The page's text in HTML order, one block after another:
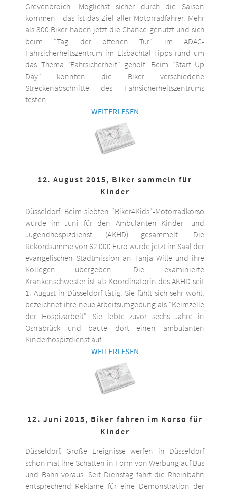
Grevenbroich. Möglichst sicher durch die Saison
kommen - das ist das Ziel aller Motorradfahrer. Mehr
als 300 Biker haben jetzt die Chance genutzt und sich
beim "Tag der offenen Tür" im ADAC-
Fahrsicherheitszentrum im Elsbachtal Tipps rund um
das Thema "Fahrsicherheit" geholt. Beim "Start Up
Day" konnten die Biker verschiedene
Streckenabschnitte des Fahrsicherheitszentrums
testen.
WEITERLESEN
12. August 2015, Biker sammeln für
Kinder
Düsseldorf. Beim siebten "Biker4Kids"-Motorradkorso
wurde im Juni für den Ambulanten Kinder- und
Jugendhospizdienst (AKHD) gesammelt. Die
Rekordsumme von 62 000 Euro wurde jetzt im Saal der
evangelischen Stadtmission an Tanja Wille und ihre
Kollegen übergeben. Die examinierte
Krankenschwester ist als Koordinatorin des AKHD seit
1. August in Düsseldorf tätig. Sie fühlt sich sehr wohl,
bezeichnet ihre neue Arbeitsumgebung als "Keimzelle
der Hospizarbeit". Sie lebte zuvor sechs Jahre in
Osnabrück und baute dort einen ambulanten
Kinderhospizdienst auf.
WEITERLESEN
12. Juni 2015, Biker fahren im Korso für
Kinder
Düsseldorf. Große Ereignisse werfen in Düsseldorf
schon mal ihre Schatten in Form von Werbung auf Bus
und Bahn voraus. Seit Dienstag fährt die Rheinbahn
entsprechend Reklame für eine Demonstration der